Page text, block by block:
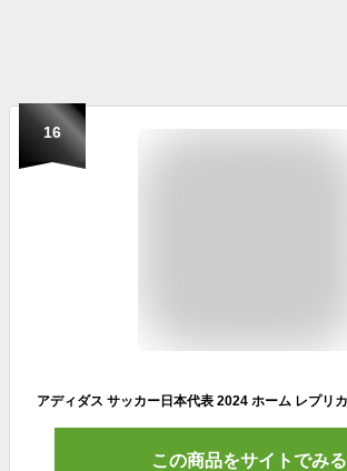
16
この商品をサイトでみる